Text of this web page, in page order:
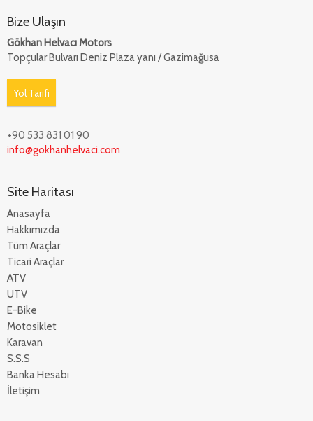
Bize Ulaşın
Gökhan Helvacı Motors
Topçular Bulvarı Deniz Plaza yanı / Gazimağusa
Yol Tarifi
+90 533 831 01 90
info@gokhanhelvaci.com
Site Haritası
Anasayfa
Hakkımızda
Tüm Araçlar
Ticari Araçlar
ATV
UTV
E-Bike
Motosiklet
Karavan
S.S.S
Banka Hesabı
İletişim